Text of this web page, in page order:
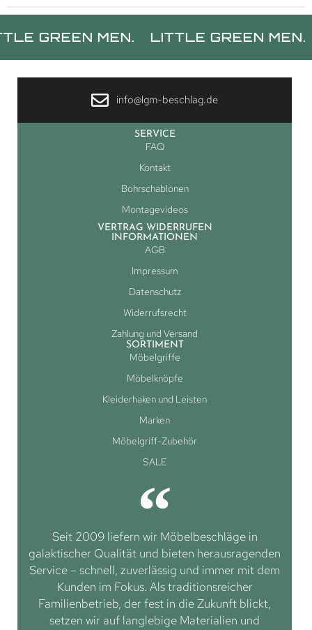
MEN. LITTLE GREEN MEN.
info@lgm-beschlag.de
SERVICE
FAQ
Kontakt
Bohrschablonen
Montagevideos
VERTRAG WIDERRUFEN
INFORMATIONEN
AGB
Impressum
Datenschutz
Widerrufsrecht
Zahlung und Versand
SORTIMENT
Möbelgriffe
Möbelknöpfe
Kleiderhaken und Leisten
Marken
Möbelgriff-Zubehör
SALE
Seit 2009 liefern wir Möbelbeschläge in
galaktischer Qualität und bieten herausragenden
Service – schnell, zuverlässig und immer mit dem
Kunden im Fokus. Als traditionsreicher
Familienbetrieb, der fest in die Zukunft blickt,
setzen wir auf langlebige Materialien und